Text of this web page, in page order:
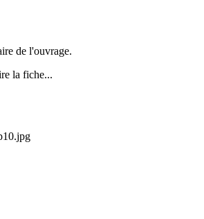
de l'ouvrage.
la fiche...